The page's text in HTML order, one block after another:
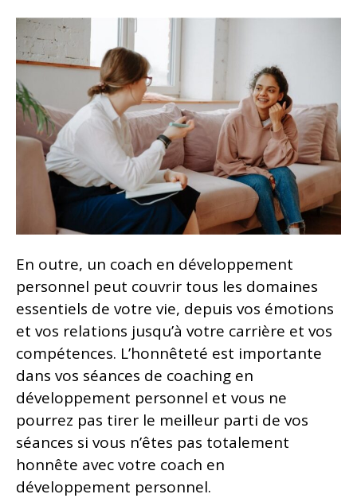
En outre, un coach en développement
personnel peut couvrir tous les domaines
essentiels de votre vie, depuis vos émotions
et vos relations jusqu’à votre carrière et vos
compétences. L’honnêteté est importante
dans vos séances de coaching en
développement personnel et vous ne
pourrez pas tirer le meilleur parti de vos
séances si vous n’êtes pas totalement
honnête avec votre coach en
développement personnel.